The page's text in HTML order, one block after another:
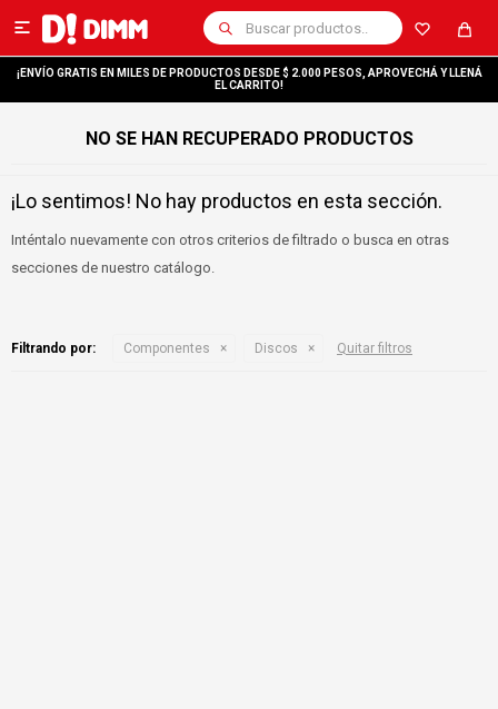

¡ENVÍO GRATIS EN MILES DE PRODUCTOS DESDE $ 2.000 PESOS, APROVECHÁ Y LLENÁ
EL CARRITO!
NO SE HAN RECUPERADO PRODUCTOS
¡Lo sentimos! No hay productos en esta sección.
Inténtalo nuevamente con otros criterios de filtrado o busca en otras
secciones de nuestro catálogo.
Filtrando por: Componentes Discos Quitar filtros